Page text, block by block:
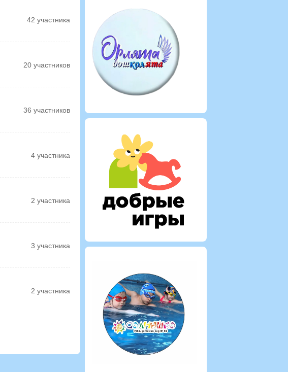
42 участника
20 участников
36 участников
4 участника
2 участника
3 участника
2 участника